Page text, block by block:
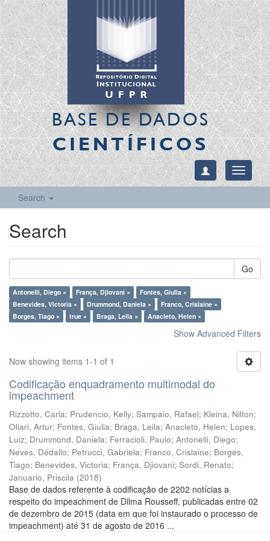
BASE DE DADOS
CIENTÍFICOS
Toggle
Search
Search
Go
Antonelli, Diego × França, Djiovani ×
Fontes, Giulia ×
Benevides, Victoria ×
Drummond, Daniela ×
Franco, Crislaine ×
Borges, Tiago ×
true × Braga, Leila × Anacleto, Helen ×
Show Advanced Filters
Now showing items 1-1 of 1
Codificação enquadramento multimodal do
impeachment
Rizzotto, Carla; Prudencio, Kelly; Sampaio, Rafael; Kleina, Nilton;
Oliari, Artur; Fontes, Giulia; Braga, Leila; Anacleto, Helen; Lopes,
Luiz; Drummond, Daniela; Ferracioli, Paulo; Antonelli, Diego;
Neves, Dédallo; Petrucci, Gabriela; Franco, Crislaine; Borges,
Tiago; Benevides, Victoria; França, Djiovani; Sordi, Renato;
Januario, Priscila (2018)
Base de dados referente à codificação de 2202 notícias a
respeito do impeachment de Dilma Rousseff, publicadas entre 02
de dezembro de 2015 (data em que foi instaurado o processo de
impeachment) até 31 de agosto de 2016 ...